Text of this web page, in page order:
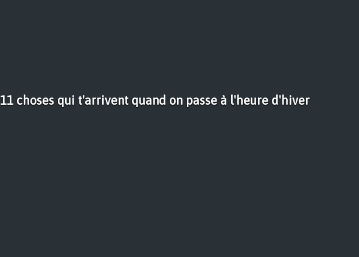
11 choses qui t'arrivent quand on passe à l'heure d'hiver